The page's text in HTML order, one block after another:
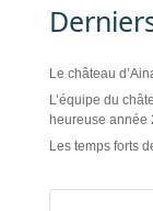
Le château
L’équipe du
heureuse année
Les temps forts